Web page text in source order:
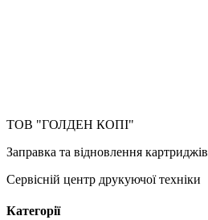
ТОВ "ГОЛДЕН КОПІ"
Заправка та відновлення картриджів
Сервісній центр друкуючої техніки
Категорії